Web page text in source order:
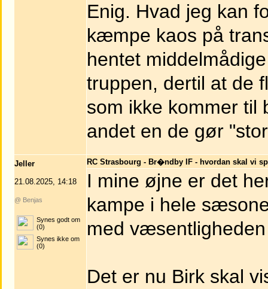
Enig. Hvad jeg kan
kæmpe kaos på
hentet
truppen, dertil at de
som ikke kommer til
andet en de gør
Jeller
21.08.2025, 14:18
@ Benjas
Synes godt om
(0)
Synes ikke om
(0)
RC Strasbourg - Br�ndby IF - hvordan skal vi
I mine øjne er det
kampe i hele
med
Det er nu Birk skal